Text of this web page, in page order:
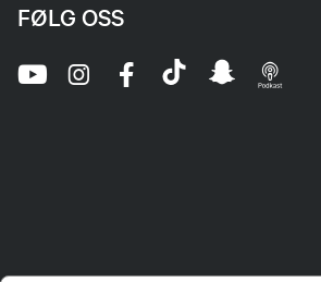
FØLG OSS